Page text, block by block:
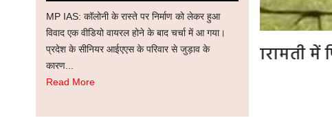
MP IAS: कॉलोनी के रास्ते पर निर्माण को लेकर हुआ
विवाद एक वीडियो वायरल होने के बाद चर्चा में आ गया।
प्रदेश के सीनियर आईएएस के परिवार से जुड़ाव के
कारण...
Read More
दुर्घटनाग्रस्त, अजीत पवार ने यहीं
में गंवाई थी जान
2029 से